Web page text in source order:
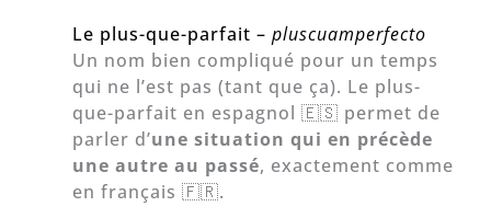
Le plus-que-parfait –pluscuamperfecto
Un nom bien compliqué pour un temps
qui ne l’est pas (tant que ça). Le plus-
que-parfait en espagnol 🇪🇸 permet de
parler d’une situation qui en précède
une autre au passé, exactement comme
en français 🇫🇷.